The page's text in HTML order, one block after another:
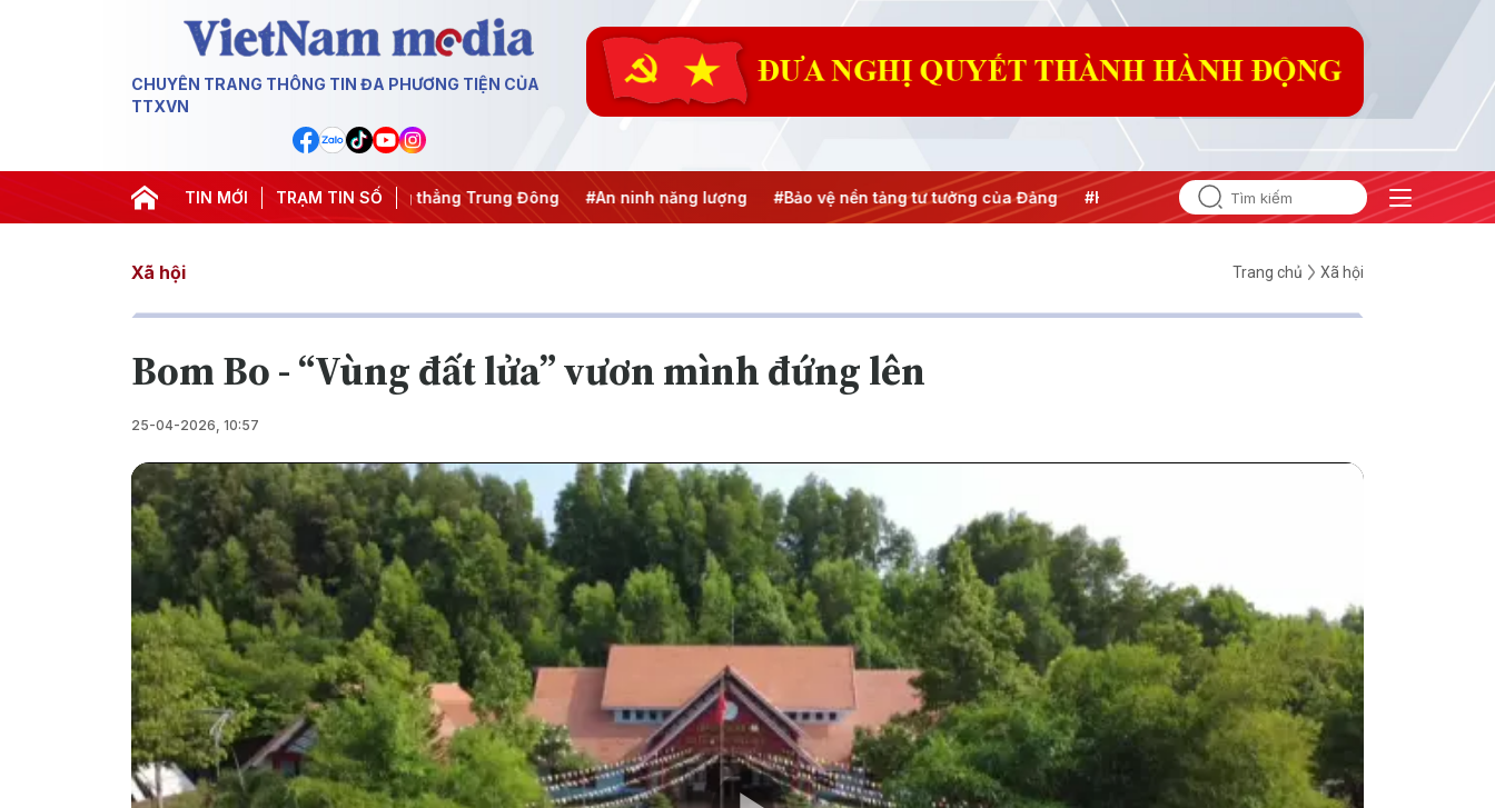
CHUYÊN TRANG THÔNG TIN ĐA PHƯƠNG TIỆN CỦA
TTXVN
TIN MỚI TRẠM TIN SỐ
#Chống khai thác IUU #Căng thẳng Trung Đông #An ninh năng lượng #Bảo vệ nền tảng tư tưởng của Đảng #Hội nghị Trung ương 3
Xã hội Trang chủ Xã hội
Bom Bo - “Vùng đất lửa” vươn mình đứng lên
25-04-2026, 10:57